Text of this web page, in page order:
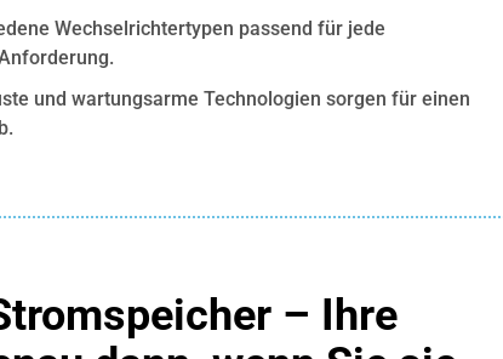
Wechselrichtertypen passend für jede
und wartungsarme Technologien sorgen für einen
– Ihre